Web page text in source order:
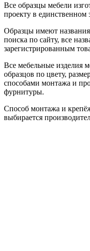
Все образцы мебели
проекту в единственном
Образцы имеют
поиска по сайту, все
зарегистрированным
Все мебельные изделия
образцов по цвету,
способами монтажа и
фурнитуры.
Способ монтажа и
выбирается